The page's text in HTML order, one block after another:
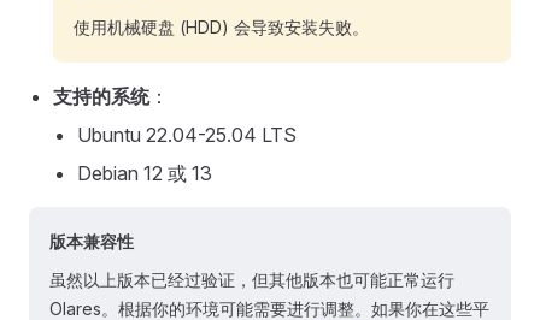
使用机械硬盘 (HDD) 会导致安装失败。
支持的系统：
Ubuntu 22.04-25.04 LTS
Debian 12 或 13
版本兼容性
虽然以上版本已经过验证，但其他版本也可能正常运行
Olares。根据你的环境可能需要进行调整。如果你在这些平